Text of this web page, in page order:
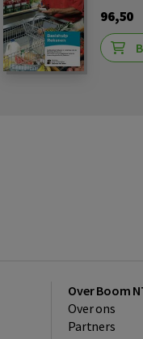
96,50
Over Boom
Over ons
Partners